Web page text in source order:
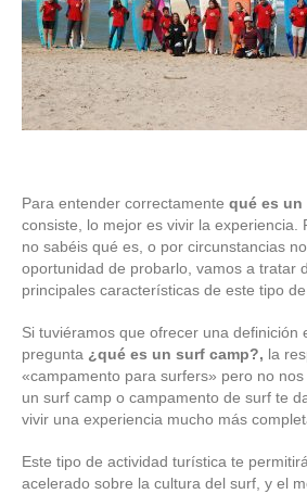
Para entender correctamente qué es un
consiste, lo mejor es vivir la experiencia.
no sabéis qué es, o por circunstancias
oportunidad de probarlo, vamos a tratar
principales características de este tipo
Si tuviéramos que ofrecer una definición
pregunta ¿qué es un surf camp?, la
«campamento para surfers» pero no
un surf camp o campamento de surf te
vivir una experiencia mucho más
Este tipo de actividad turística te
acelerado sobre la cultura del surf, y el